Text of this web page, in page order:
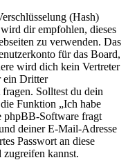
(Hash)
wird dir empfohlen, dieses
zu verwenden. Das
für das Board,
wird dich kein Vertreter
ein Dritter
Solltest du dein
Funktion „Ich habe
phpBB-Software fragt
deiner E-Mail-Adresse
Passwort an diese
zugreifen kannst.